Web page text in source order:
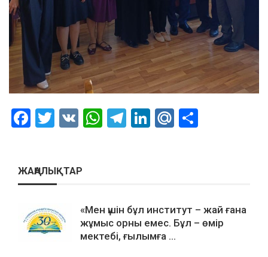
Facebook
Twitter
VK WhatsApp
Telegram
LinkedIn
Mail.Ru
ЖАҢАЛЫҚТАР
«Мен үшін бұл институт – жай ғана
жұмыс орны емес. Бұл – өмір
мектебі, ғылымға ...